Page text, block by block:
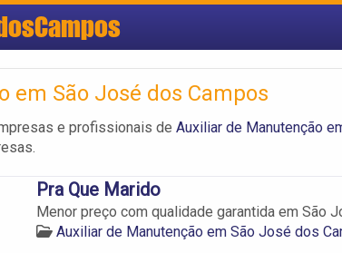
em São José dos Campos
e profissionais de Auxiliar de Manutenção
Pra Que Marido
Menor preço com qualidade garantida em São
Auxiliar de Manutenção em São José dos